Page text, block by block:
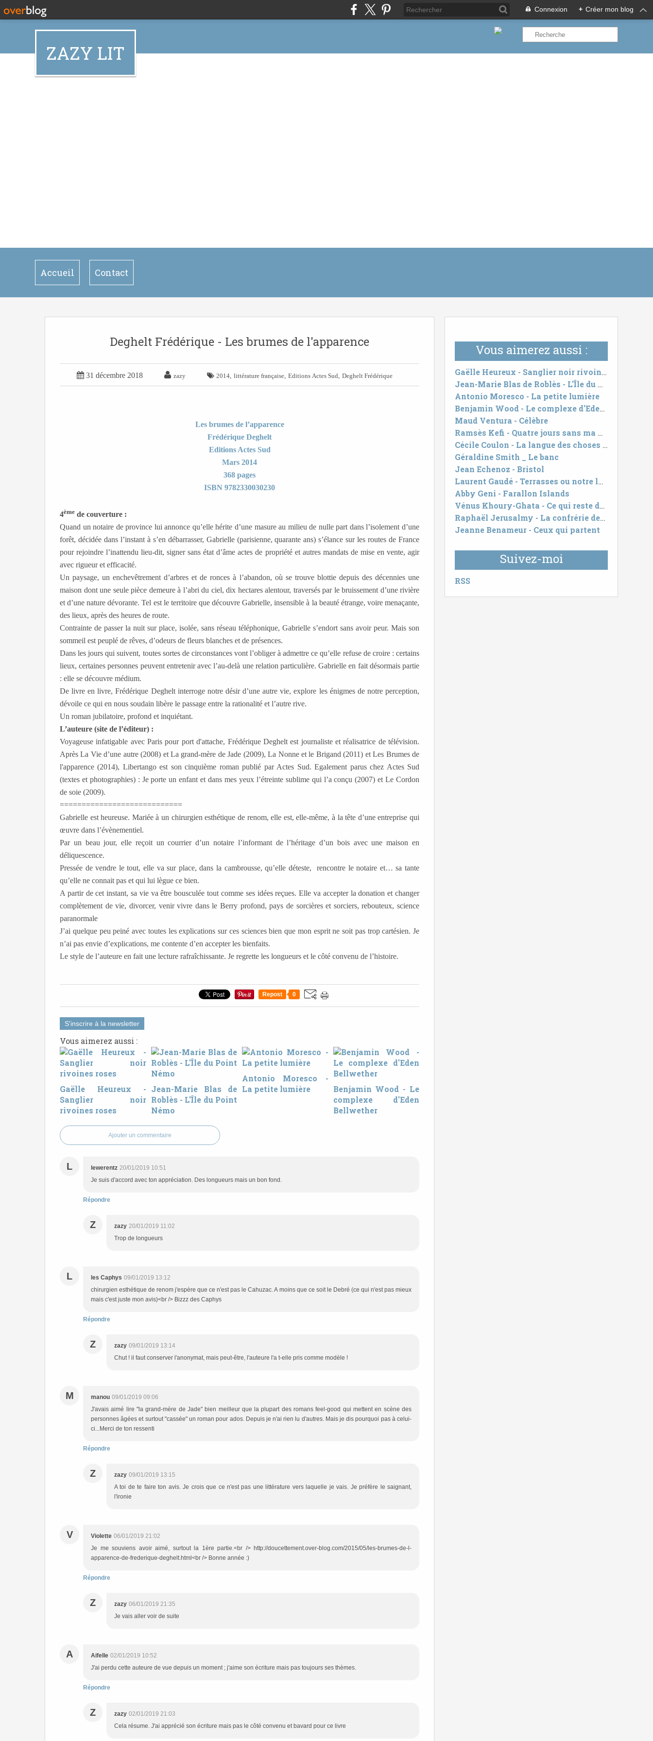
Connexion + Créer mon blog
ZAZY LIT
Accueil Contact
Vous aimerez aussi :
Gaëlle Heureux - Sanglier noir rivoines roses
Jean-Marie Blas de Roblès - L'Île du Point Némo
Antonio Moresco - La petite lumière
Benjamin Wood - Le complexe d'Eden Bellwether
Maud Ventura - Célèbre
Ramsès Kefi - Quatre jours sans ma mère
Cécile Coulon - La langue des choses cachées
Géraldine Smith _ Le banc
Jean Echenoz - Bristol
Laurent Gaudé - Terrasses ou notre long baisé si longtemps retardé
Abby Geni - Farallon Islands
Vénus Khoury-Ghata - Ce qui reste des hommes
Raphaël Jerusalmy - La confrérie des chasseurs de livres
Jeanne Benameur - Ceux qui partent
Suivez-moi
RSS
Deghelt Frédérique - Les brumes de l'apparence
 31 décembre 2018  zazy  2014 littérature française Editions Actes Sud Deghelt Frédérique
Les brumes de l’apparence
Frédérique Deghelt
Editions Actes Sud
Mars 2014
368 pages
ISBN 9782330030230
4ème de couverture :
Quand un notaire de province lui annonce qu’elle hérite d’une masure au milieu de nulle part dans l’isolement d’une
forêt, décidée dans l’instant à s’en débarrasser, Gabrielle (parisienne, quarante ans) s’élance sur les routes de France
pour rejoindre l’inattendu lieu-dit, signer sans état d’âme actes de propriété et autres mandats de mise en vente, agir
avec rigueur et efficacité.
Un paysage, un enchevêtrement d’arbres et de ronces à l’abandon, où se trouve blottie depuis des décennies une
maison dont une seule pièce demeure à l’abri du ciel, dix hectares alentour, traversés par le bruissement d’une rivière
et d’une nature dévorante. Tel est le territoire que découvre Gabrielle, insensible à la beauté étrange, voire menaçante,
des lieux, après des heures de route.
Contrainte de passer la nuit sur place, isolée, sans réseau téléphonique, Gabrielle s’endort sans avoir peur. Mais son
sommeil est peuplé de rêves, d’odeurs de fleurs blanches et de présences.
Dans les jours qui suivent, toutes sortes de circonstances vont l’obliger à admettre ce qu’elle refuse de croire : certains
lieux, certaines personnes peuvent entretenir avec l’au-delà une relation particulière. Gabrielle en fait désormais partie
: elle se découvre médium.
De livre en livre, Frédérique Deghelt interroge notre désir d’une autre vie, explore les énigmes de notre perception,
dévoile ce qui en nous soudain libère le passage entre la rationalité et l’autre rive.
Un roman jubilatoire, profond et inquiétant.
L’auteure (site de l’éditeur) :
Voyageuse infatigable avec Paris pour port d'attache, Frédérique Deghelt est journaliste et réalisatrice de télévision.
Après La Vie d’une autre (2008) et La grand-mère de Jade (2009), La Nonne et le Brigand (2011) et Les Brumes de
l'apparence (2014), Libertango est son cinquième roman publié par Actes Sud. Egalement parus chez Actes Sud
(textes et photographies) : Je porte un enfant et dans mes yeux l’étreinte sublime qui l’a conçu (2007) et Le Cordon
de soie (2009).
============================
Gabrielle est heureuse. Mariée à un chirurgien esthétique de renom, elle est, elle-même, à la tête d’une entreprise qui
œuvre dans l’évènementiel.
Par un beau jour, elle reçoit un courrier d’un notaire l’informant de l’héritage d’un bois avec une maison en
déliquescence.
Pressée de vendre le tout, elle va sur place, dans la cambrousse, qu’elle déteste, rencontre le notaire et… sa tante
qu’elle ne connait pas et qui lui lègue ce bien.
A partir de cet instant, sa vie va être bousculée tout comme ses idées reçues. Elle va accepter la donation et changer
complètement de vie, divorcer, venir vivre dans le Berry profond, pays de sorcières et sorciers, rebouteux, science
paranormale
J’ai quelque peu peiné avec toutes les explications sur ces sciences bien que mon esprit ne soit pas trop cartésien. Je
n’ai pas envie d’explications, me contente d’en accepter les bienfaits.
Le style de l’auteure en fait une lecture rafraîchissante. Je regrette les longueurs et le côté convenu de l’histoire.
Repost 0
S'inscrire à la newsletter
Vous aimerez aussi :
Gaëlle Heureux -
Sanglier noir
rivoines roses
Jean-Marie Blas de
Roblès - L'Île du Point
Némo
Antonio Moresco -
La petite lumière
Benjamin Wood - Le
complexe d'Eden
Bellwether
Ajouter un commentaire
L lewerentz 20/01/2019 10:51
Je suis d'accord avec ton appréciation. Des longueurs mais un bon fond.
Répondre
Z zazy 20/01/2019 11:02
Trop de longueurs
L les Caphys 09/01/2019 13:12
chirurgien esthétique de renom j'espère que ce n'est pas le Cahuzac. A moins que ce soit le Debré (ce qui n'est pas mieux
mais c'est juste mon avis)<br /> Bizzz des Caphys
Répondre
Z zazy 09/01/2019 13:14
Chut ! il faut conserver l'anonymat, mais peut-être, l'auteure l'a t-elle pris comme modèle !
M manou 09/01/2019 09:06
J'avais aimé lire "la grand-mère de Jade" bien meilleur que la plupart des romans feel-good qui mettent en scène des
personnes âgées et surtout "cassée" un roman pour ados. Depuis je n'ai rien lu d'autres. Mais je dis pourquoi pas à celui-
ci...Merci de ton ressenti
Répondre
Z zazy 09/01/2019 13:15
A toi de te faire ton avis. Je crois que ce n'est pas une littérature vers laquelle je vais. Je préfère le saignant,
l'ironie
V Violette 06/01/2019 21:02
Je me souviens avoir aimé, surtout la 1ère partie.<br /> http://doucettement.over-blog.com/2015/05/les-brumes-de-l-
apparence-de-frederique-deghelt.html<br /> Bonne année :)
Répondre
Z zazy 06/01/2019 21:35
Je vais aller voir de suite
A Aifelle 02/01/2019 10:52
J'ai perdu cette auteure de vue depuis un moment ; j'aime son écriture mais pas toujours ses thèmes.
Répondre
Z zazy 02/01/2019 21:03
Cela résume. J'ai apprécié son écriture mais pas le côté convenu et bavard pour ce livre